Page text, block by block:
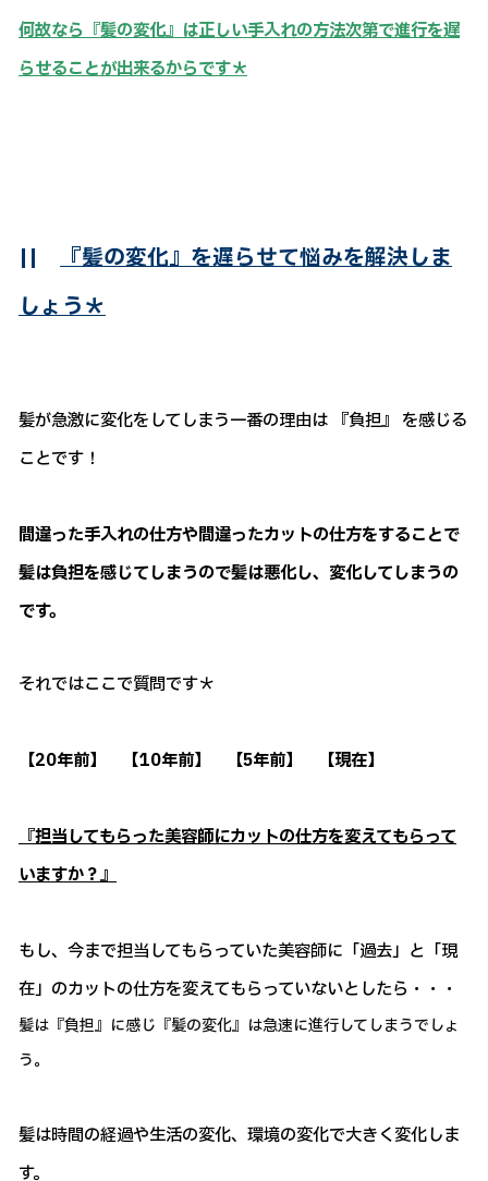
何故なら『髪の変化』は正しい手入れの方法次第で進行を遅
らせることが出来るからです＊
|| 『髪の変化』を遅らせて悩みを解決しま
しょう＊
髪が急激に変化をしてしまう一番の理由は 『負担』 を感じる
ことです！
間違った手入れの仕方や間違ったカットの仕方をすることで
髪は負担を感じてしまうので髪は悪化し、変化してしまうの
です。
それではここで質問です＊
【20年前】 【10年前】 【5年前】 【現在】
『担当してもらった美容師にカットの仕方を変えてもらって
いますか？』
もし、今まで担当してもらっていた美容師に「過去」と「現
在」のカットの仕方を変えてもらっていないとしたら・・・
髪は『負担』に感じ『髪の変化』は急速に進行してしまうでしょ
う。
髪は時間の経過や生活の変化、環境の変化で大きく変化しま
す。